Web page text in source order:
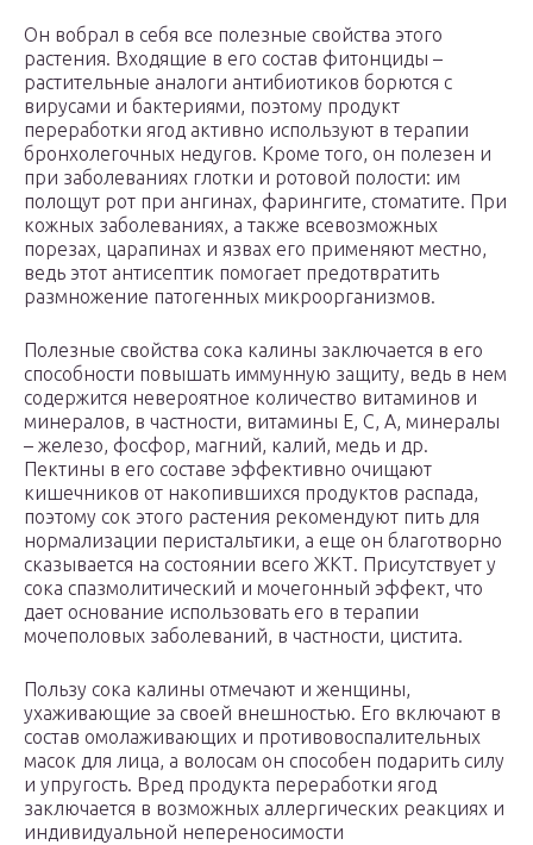
Он вобрал в себя все полезные свойства этого
растения. Входящие в его состав фитонциды –
растительные аналоги антибиотиков борются с
вирусами и бактериями, поэтому продукт
переработки ягод активно используют в терапии
бронхолегочных недугов. Кроме того, он полезен и
при заболеваниях глотки и ротовой полости: им
полощут рот при ангинах, фарингите, стоматите. При
кожных заболеваниях, а также всевозможных
порезах, царапинах и язвах его применяют местно,
ведь этот антисептик помогает предотвратить
размножение патогенных микроорганизмов.
Полезные свойства сока калины заключается в его
способности повышать иммунную защиту, ведь в нем
содержится невероятное количество витаминов и
минералов, в частности, витамины Е, С, А, минералы
– железо, фосфор, магний, калий, медь и др.
Пектины в его составе эффективно очищают
кишечников от накопившихся продуктов распада,
поэтому сок этого растения рекомендуют пить для
нормализации перистальтики, а еще он благотворно
сказывается на состоянии всего ЖКТ. Присутствует у
сока спазмолитический и мочегонный эффект, что
дает основание использовать его в терапии
мочеполовых заболеваний, в частности, цистита.
Пользу сока калины отмечают и женщины,
ухаживающие за своей внешностью. Его включают в
состав омолаживающих и противовоспалительных
масок для лица, а волосам он способен подарить силу
и упругость. Вред продукта переработки ягод
заключается в возможных аллергических реакциях и
индивидуальной непереносимости